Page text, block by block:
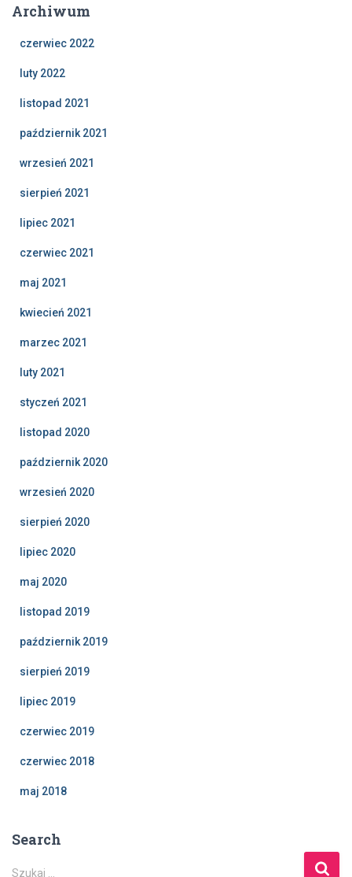
Archiwum
czerwiec 2022
luty 2022
listopad 2021
październik 2021
wrzesień 2021
sierpień 2021
lipiec 2021
czerwiec 2021
maj 2021
kwiecień 2021
marzec 2021
luty 2021
styczeń 2021
listopad 2020
październik 2020
wrzesień 2020
sierpień 2020
lipiec 2020
maj 2020
listopad 2019
październik 2019
sierpień 2019
lipiec 2019
czerwiec 2019
czerwiec 2018
maj 2018
Search
Szukaj …